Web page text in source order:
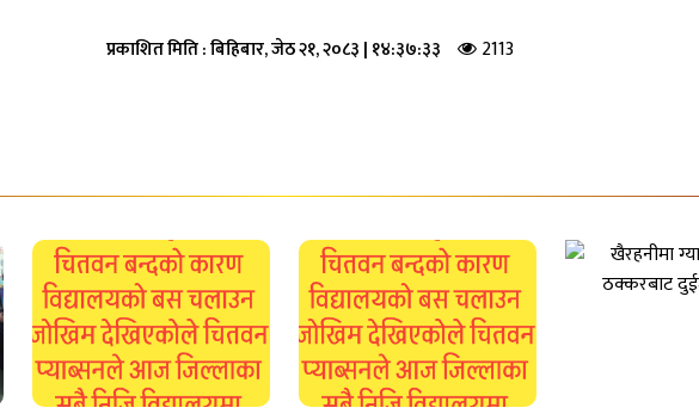
प्रकाशित मिति :बिहिबार, जेठ २१, २०८३ | १४:३७:३३ 2113